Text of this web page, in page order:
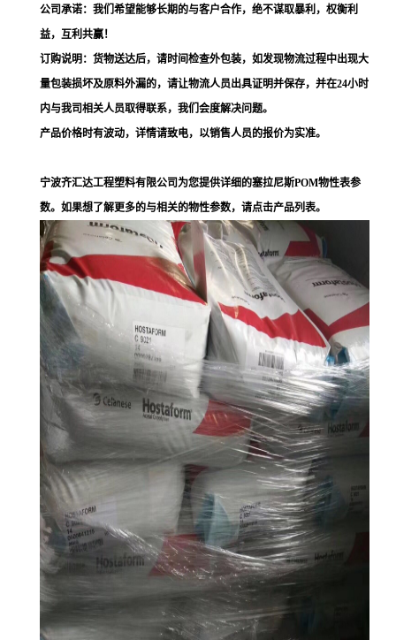
公司承诺：我们希望能够长期的与客户合作，绝不谋取暴利，权衡利
益，互利共赢！
订购说明：货物送达后，请时间检查外包装，如发现物流过程中出现大
量包装损坏及原料外漏的，请让物流人员出具证明并保存，并在24小时
内与我司相关人员取得联系，我们会度解决问题。
产品价格时有波动，详情请致电，以销售人员的报价为实准。
宁波齐汇达工程塑料有限公司为您提供详细的塞拉尼斯POM物性表参
数。如果想了解更多的与相关的物性参数，请点击产品列表。